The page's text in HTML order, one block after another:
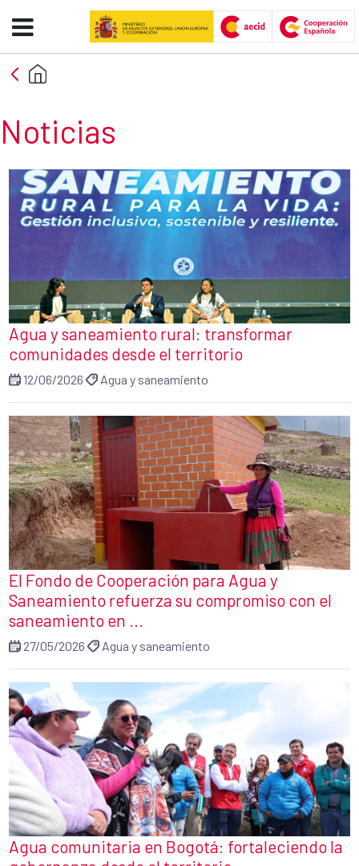
Saut au contenu principal
Noticias - AECID -FCAS
Noticias
Agua y saneamiento rural: transformar
comunidades desde el territorio
12/06/2026 Agua y saneamiento
El Fondo de Cooperación para Agua y
Saneamiento refuerza su compromiso con el
saneamiento en ...
27/05/2026 Agua y saneamiento
Agua comunitaria en Bogotá: fortaleciendo la